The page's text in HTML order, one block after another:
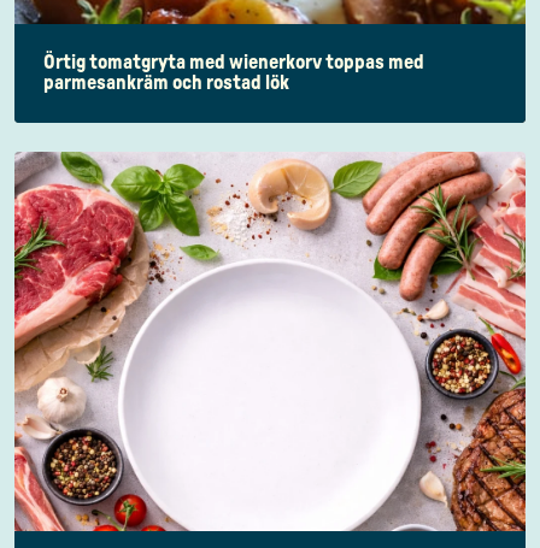
Örtig tomatgryta med wienerkorv toppas med
parmesankräm och rostad lök